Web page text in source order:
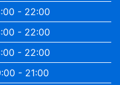
- 22:00
- 22:00
- 22:00
- 21:00